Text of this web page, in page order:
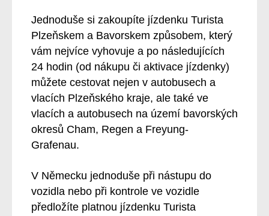
Jednoduše si zakoupíte jízdenku Turista
Plzeňskem a Bavorskem způsobem, který
vám nejvíce vyhovuje a po následujících
24 hodin (od nákupu či aktivace jízdenky)
můžete cestovat nejen v autobusech a
vlacích Plzeňského kraje, ale také ve
vlacích a autobusech na území bavorských
okresů Cham, Regen a Freyung-
Grafenau.
V Německu jednoduše při nástupu do
vozidla nebo při kontrole ve vozidle
předložíte platnou jízdenku Turista